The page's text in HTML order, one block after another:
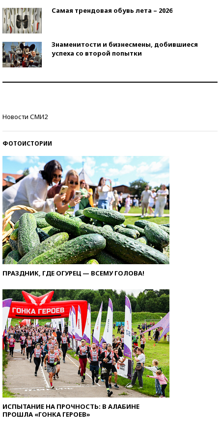
Самая трендовая обувь лета – 2026
Знаменитости и бизнесмены, добившиеся
успеха со второй попытки
Новости СМИ2
ФОТОИСТОРИИ
ПРАЗДНИК, ГДЕ ОГУРЕЦ — ВСЕМУ ГОЛОВА!
ИСПЫТАНИЕ НА ПРОЧНОСТЬ: В АЛАБИНЕ
ПРОШЛА «ГОНКА ГЕРОЕВ»